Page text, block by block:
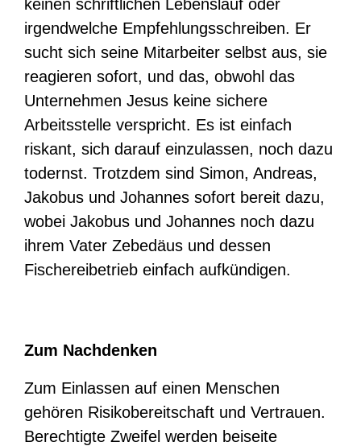
keinen schriftlichen Lebenslauf oder
irgendwelche Empfehlungsschreiben. Er
sucht sich seine Mitarbeiter selbst aus, sie
reagieren sofort, und das, obwohl das
Unternehmen Jesus keine sichere
Arbeitsstelle verspricht. Es ist einfach
riskant, sich darauf einzulassen, noch dazu
todernst. Trotzdem sind Simon, Andreas,
Jakobus und Johannes sofort bereit dazu,
wobei Jakobus und Johannes noch dazu
ihrem Vater Zebedäus und dessen
Fischereibetrieb einfach aufkündigen.
Zum Nachdenken
Zum Einlassen auf einen Menschen
gehören Risikobereitschaft und Vertrauen.
Berechtigte Zweifel werden beiseite